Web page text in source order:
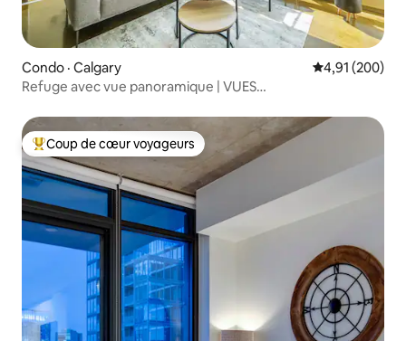
Condo · Calgary Note
4,91 (200)
Refuge avec vue panoramique | VUES
Coup de cœur voyageurs parmi les plus aimés
Coup de cœur voyageurs